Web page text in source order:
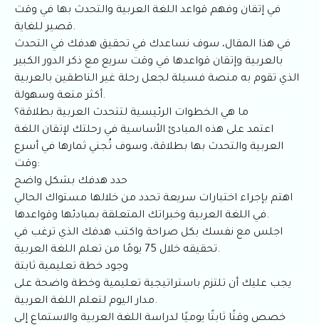
في إتقان وفهم قواعد اللغة العربية والتحدث بها في وقت
قصير للغاية.
في هذا المقال، سوف نساعدك في تحقيق هدفك في التحدث
بالعربية وإتقان قواعدها في وقت سريع مع ذكر الدور الكبير
الذي تقوم به منصة فسيلة لجعل رحلة غير الناطقين بالعربية
أكثر متعة وسهولة.
اعتمد على هذه المبادئ الأساسية في رحلتك لإتقان اللغة
العربية والتحدث بها بطلاقة، وسوف تُجني ثمارها في أسرع
وقت:
اهتم بإجراء اختبارات سريعة تحدد من خلالها مستواك الحالي
في اللغة العربية وخبراتك المتعلقة بمبادئها وقواعدها.
اجلس مع نفسك بكل صراحة واكتب هدفك الذي ترغب في
تحقيقه خلال 75 يومًا من تعلم اللغة العربية.
يجب عليك أن تلتزم باستراتيجية تعليمية وخطة واضحة على
مدار اليوم لتعلم اللغة العربية.
خصص وقتًا ثابتًا يوميًا لدراسة اللغة العربية والاستماع إلى